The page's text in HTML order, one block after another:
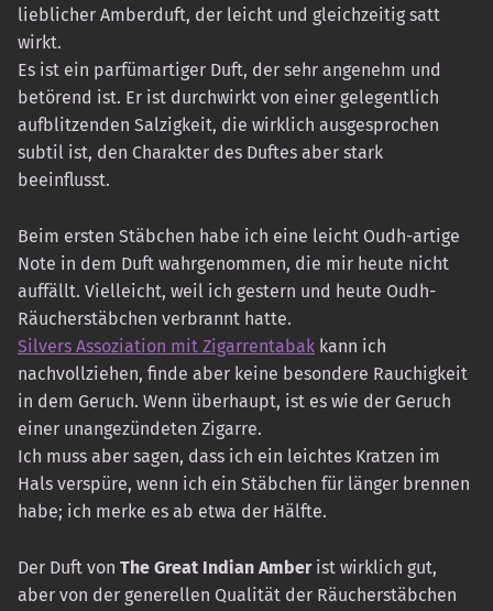
lieblicher Amberduft, der leicht und gleichzeitig satt
wirkt.
Es ist ein parfümartiger Duft, der sehr angenehm und
betörend ist. Er ist durchwirkt von einer gelegentlich
aufblitzenden Salzigkeit, die wirklich ausgesprochen
subtil ist, den Charakter des Duftes aber stark
beeinflusst.
Beim ersten Stäbchen habe ich eine leicht Oudh-artige
Note in dem Duft wahrgenommen, die mir heute nicht
auffällt. Vielleicht, weil ich gestern und heute Oudh-
Räucherstäbchen verbrannt hatte.
Silvers Assoziation mit Zigarrentabak kann ich
nachvollziehen, finde aber keine besondere Rauchigkeit
in dem Geruch. Wenn überhaupt, ist es wie der Geruch
einer unangezündeten Zigarre.
Ich muss aber sagen, dass ich ein leichtes Kratzen im
Hals verspüre, wenn ich ein Stäbchen für länger brennen
habe; ich merke es ab etwa der Hälfte.
Der Duft von The Great Indian Amberist wirklich gut,
aber von der generellen Qualität der Räucherstäbchen